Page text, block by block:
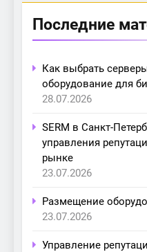
Последние
Как выбрать
оборудование для
28.07.2026
SERM в Санкт-
управления
рынке
23.07.2026
Размещение
23.07.2026
Управление